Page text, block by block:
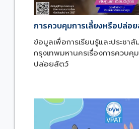
การควบคุมการเลี้ยงหรือปล่อ
ข้อมูลเพื่อการเรียนรู้และประช
กรุงเทพมหานครเรื่องการควบคุ
ปล่อยสัตว์